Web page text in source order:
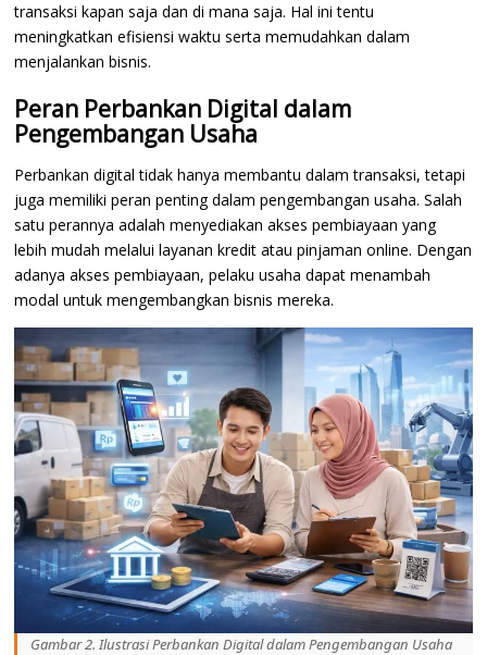
transaksi kapan saja dan di mana saja. Hal ini tentu
meningkatkan efisiensi waktu serta memudahkan dalam
menjalankan bisnis.
Peran Perbankan Digital dalam
Pengembangan Usaha
Perbankan digital tidak hanya membantu dalam transaksi, tetapi
juga memiliki peran penting dalam pengembangan usaha. Salah
satu perannya adalah menyediakan akses pembiayaan yang
lebih mudah melalui layanan kredit atau pinjaman online. Dengan
adanya akses pembiayaan, pelaku usaha dapat menambah
modal untuk mengembangkan bisnis mereka.
Gambar 2. Ilustrasi Perbankan Digital dalam Pengembangan Usaha